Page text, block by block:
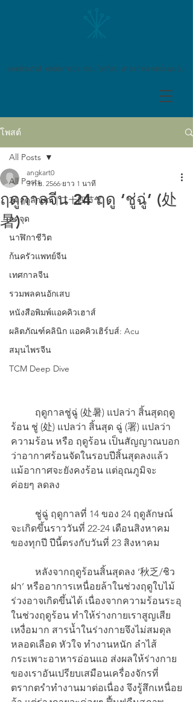
แอคคิวเฮาส์ คลินิกการประกอบโรคศิลปะสาขาการแพทย์แผนจีน
โพสต์
All Posts
24 ฤดูลักษณ์ | 二十四节气
กดจุด
นาฬิกาชีวิต
ก้นครัวแพทย์จีน
เทศกาลจีน
รวมพลคนอักเสบ
หนังสือพิมพ์แอคคิวเฮาส์
ผลิตภัณฑ์คลินิก แอคคิวเฮิร์บส์: Acu
สมุนไพรจีน
TCM Deep Dive
All Posts
ฤดูกาลจีน 24 ฤดู ‘ชู่ฉู่’ (处
暑)
angkart0
3 ก.ย. 2566 ยาว 1 นาที
ร้อน ชู่ (处) แปลว่า สิ้นสุด ฉู่ (署) แปลว่า
ความร้อน หรือ ฤดูร้อน เป็นสัญญาณบอก
ว่าอากาศร้อนจัดในรอบปีสิ้นสุดลงแล้ว
แม้อากาศจะยังคงร้อน แต่อุณภูมิจะ
ค่อยๆ ลดลง
จะเกิดขึ้นราววันที่ 22-24 เดือนสิงหาคม
ของทุกปี ปีนี้ตรงกับวันที่ 23 สิงหาคม
ฝา’ หรืออาการเหนื่อยล้าในช่วงฤดูใบไม้
ร่วงอาจเกิดขึ้นได้ เนื่องจากความร้อนระอุ
ในช่วงฤดูร้อน ทำให้ร่างกายเราสูญเสีย
เหงื่อมาก สารน้ำในร่างกายจึงไม่สมดุล
หลอดเลือด หัวใจ ทำงานหนัก ลำไส้
กระเพาะอาหารอ่อนแอ ส่งผลให้ร่างกาย
ของเราอันเปรียบเสมือนเครื่องจักรที่
ตรากตรำทำงานมาต่อเนื่อง จึงรู้สึกเหนื่อย